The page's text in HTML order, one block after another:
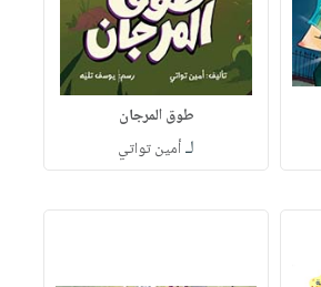
طوق المرجان
لـأمين تواتي